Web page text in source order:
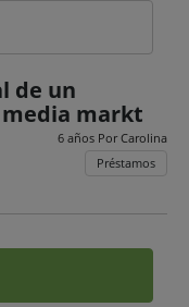
de un
markt
6 años PorCarolina
Préstamos